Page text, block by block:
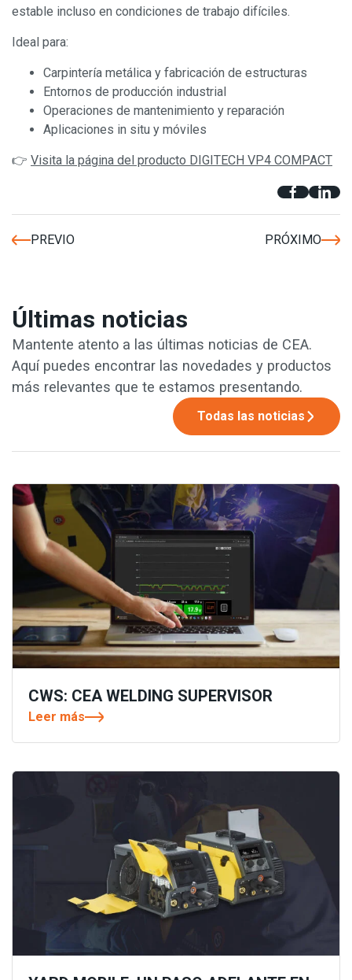
estable incluso en condiciones de trabajo difíciles.
Ideal para:
Carpintería metálica y fabricación de estructuras
Entornos de producción industrial
Operaciones de mantenimiento y reparación
Aplicaciones in situ y móviles
👉 Visita la página del producto DIGITECH VP4 COMPACT
PREVIO PRÓXIMO
Últimas noticias
Mantente atento a las últimas noticias de CEA.
Aquí puedes encontrar las novedades y productos
más relevantes que te estamos presentando.
Todas las noticias
CWS: CEA WELDING SUPERVISOR
Leer más